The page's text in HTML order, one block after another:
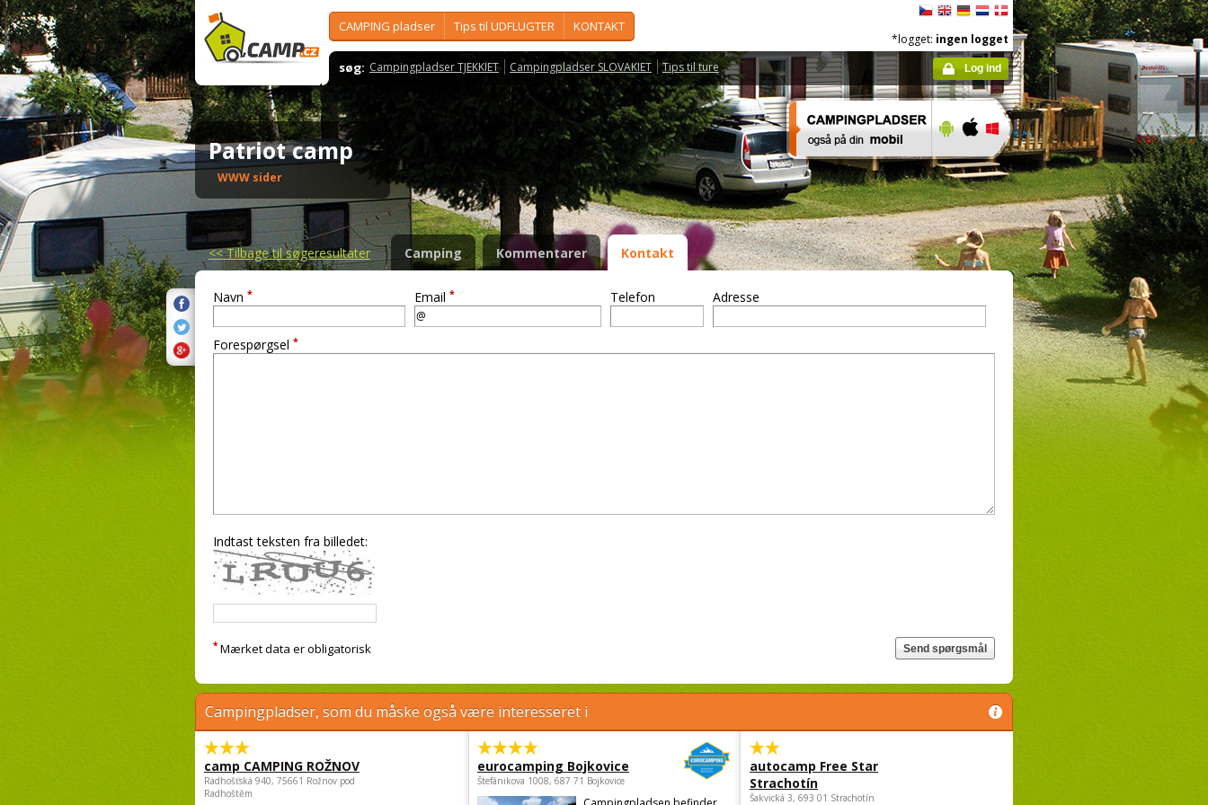
CAMPING pladser Tips til UDFLUGTER KONTAKT
søg: Campingpladser TJEKKIET Campingpladser SLOVAKIET Tips til ture
*logget: ingen logget
Log ind
Patriot camp
WWW sider
<<Tilbage til søgeresultater Camping Kommentarer Kontakt
Navn * Email * Telefon Adresse
Forespørgsel *
Indtast teksten fra billedet:
* Mærket data er obligatorisk
Campingpladser, som du måske også være interesseret i
camp CAMPING ROŽNOV
Radhošťská 940, 75661 Rožnov pod
Radhoštěm
eurocamping Bojkovice
Štefánikova 1008, 687 71 Bojkovice
autocamp Free Star
Strachotín
Šakvická 3, 693 01 Strachotín